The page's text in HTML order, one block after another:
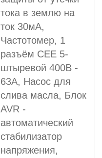
тока в землю на
ток 30мА,
Частотомер, 1
разъём CEE 5-
штыревой 400В -
63A, Насос для
слива масла, Блок
AVR -
автоматический
стабилизатор
напряжения,